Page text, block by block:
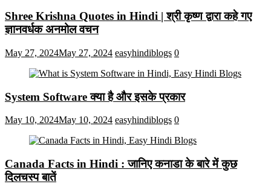
Shree Krishna Quotes in Hindi | श्री कृष्ण द्वारा कहे गए
ज्ञानवर्धक अनमोल वचन
May 27, 2024May 27, 2024 easyhindiblogs 0
System Software क्या है और इसके प्रकार
May 10, 2024May 10, 2024 easyhindiblogs 0
Canada Facts in Hindi : जानिए कनाडा के बारे में कुछ
दिलचस्प बातें